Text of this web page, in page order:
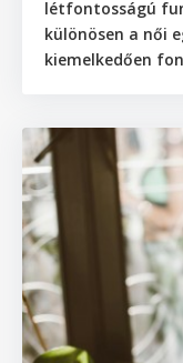
létfontosságú
különösen a női
kiemelkedően